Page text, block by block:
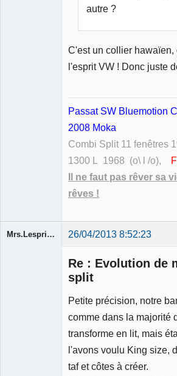
autre ?
C'est un collier hawaïen,
l'esprit VW ! Donc juste
Passat SW Bluemotion
2008 Moka
Combi Split 11 fenêtres
1300 L 1968 (o\ l /o),
Il ne faut pas rêver sa
rêves !
Mrs.Lespritfifi 26/04/2013 8:52:23
Re : Evolution de
split
Petite précision, notre
comme dans la majorité
transforme en lit, mais
l'avons voulu King size,
taf et côtes à créer.